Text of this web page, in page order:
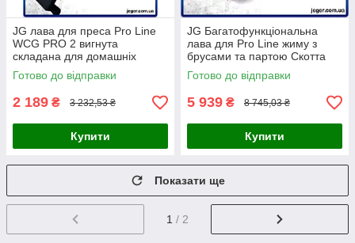
JG лава для преса Pro Line
WCG PRO 2 вигнута
складана для домашніх
тренувань регульована
фітнес ск Prime/X
Готово до відправки
2 189 ₴ 3 232,53 ₴
Купити
JG Багатофункціональна
лава для Pro Line жиму з
брусами та партою Скотта
чорна для домашніх треніро
Prime/X
Готово до відправки
5 939 ₴ 8 745,03 ₴
Купити
Показати ще
1 / 2